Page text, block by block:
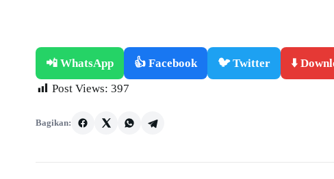
📲 WhatsApp 👍 Facebook 🐦 Twitter
⬇️
Post Views: 397
Bagikan: